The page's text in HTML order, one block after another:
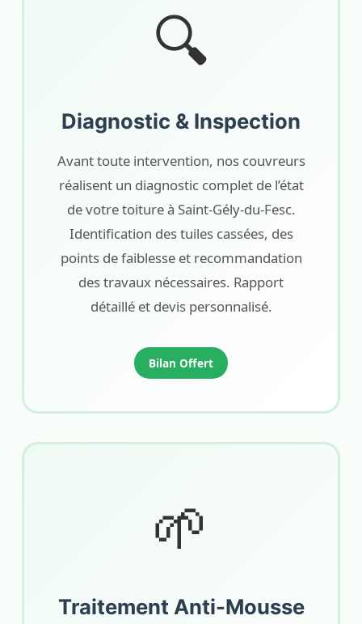
🔍
Diagnostic & Inspection
Avant toute intervention, nos couvreurs
réalisent un diagnostic complet de l’état
de votre toiture à Saint-Gély-du-Fesc.
Identification des tuiles cassées, des
points de faiblesse et recommandation
des travaux nécessaires. Rapport
détaillé et devis personnalisé.
Bilan Offert
🌱
Traitement Anti-Mousse